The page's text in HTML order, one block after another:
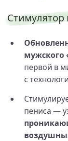
Стимулятор
мужского
первой в
с
пениса —